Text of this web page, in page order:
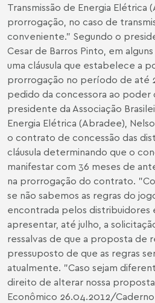
Transmissão de Energia Elétrica
prorrogação, no caso de
conveniente." Segundo o
Cesar de Barros Pinto, em
uma cláusula que estabelece a
prorrogação no período de até
pedido da concessora ao
presidente da Associação
Energia Elétrica (Abradee),
o contrato de concessão das
cláusula determinando que o
manifestar com 36 meses de
na prorrogação do contrato.
se não sabemos as regras do
encontrada pelos distribuidores
apresentar, até julho, a
ressalvas de que a proposta de
pressuposto de que as regras
atualmente. "Caso sejam
direito de alterar nossa
Econômico 26.04.2012/